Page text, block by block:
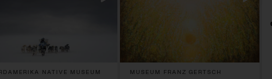
NATIVE MUSEUM MUSEUM FRANZ GERTSCH